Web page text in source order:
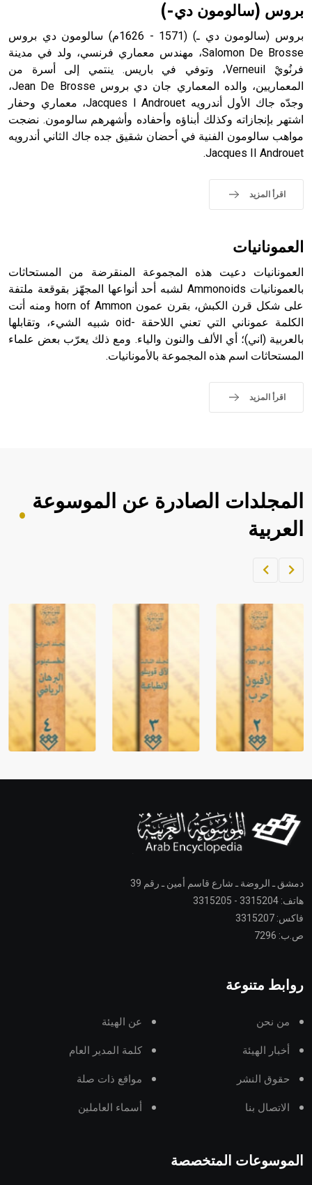
- هل تعلم أن أبجر Abgar اسم معروف جيداً يعود إلى عدد من
الملوك الذين حكموا مدينة إديسا (الرها) من أبجر الأول وحتى
التاسع، وهم ينتسبون إلى أسرة أوسروين
sign تكتب منفصلة غير متصلة، وتعتمد المبدأ الأكوروفوني،
بروس (سالومون دي-)
بروس (سالومون دي ـ) (1571 - 1626م) سالومون دي بروس
Salomon De Brosse، مهندس معماري فرنسي، ولد في مدينة
فرنُويْ Verneuil، وتوفي في باريس. ينتمي إلى أسرة من
المعماريين، والده المعماري جان دي بروس Jean De Brosse،
وجدّه جاك الأول أندرويه Jacques I Androuet، معماري وحفار
اشتهر بإنجازاته وكذلك أبناؤه وأحفاده وأشهرهم سالومون. نضجت
مواهب سالومون الفنية في أحضان شقيق جده جاك الثاني أندرويه
Jacques II Androuet.
اقرأ المزيد
العمونانيات
العمونانيات دعيت هذه المجموعة المنقرضة من المستحاثات
بالعمونانيات Ammonoids لشبه أحد أنواعها المجهّز بقوقعة ملتفة
على شكل قرن الكبش، بقرن عمون horn of Ammon ومنه أتت
الكلمة عموناني التي تعني اللاحقة -oid شبيه الشيء، وتقابلها
بالعربية (اني)؛ أي الألف والنون والياء. ومع ذلك يعرّب بعض علماء
المستحاثات اسم هذه المجموعة بالأمونانيات.
اقرأ المزيد
المجلدات الصادرة عن الموسوعة
العربية
دمشق ـ الروضة ـ شارع قاسم أمين ـ رقم 39
هاتف: 3315204 - 3315205
فاكس: 3315207
ص.ب: 7296
روابط متنوعة
من نحن عن الهيئة
أخبار الهيئة كلمة المدير العام
حقوق النشر مواقع ذات صلة
الاتصال بنا أسماء العاملين
الموسوعات المتخصصة